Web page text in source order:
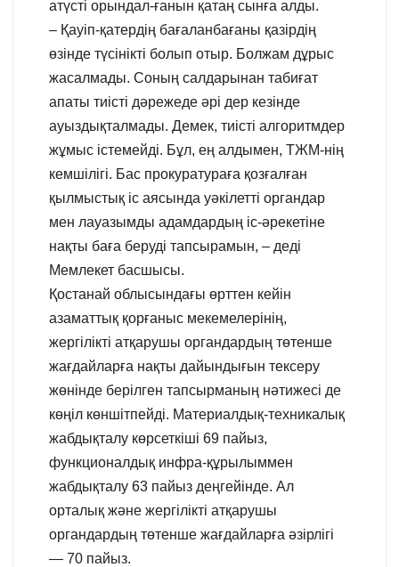
атүсті орындал-ғанын қатаң сынға алды.
– Қауіп-қатердің бағаланбағаны қазірдің
өзінде түсінікті болып отыр. Болжам дұрыс
жасалмады. Соның салдарынан табиғат
апаты тиісті дәрежеде әрі дер кезінде
ауыздықталмады. Демек, тиісті алгоритмдер
жұмыс істемейді. Бұл, ең алдымен, ТЖМ-нің
кемшілігі. Бас прокуратураға қозғалған
қылмыстық іс аясында уәкілетті органдар
мен лауазымды адамдардың іс-әрекетіне
нақты баға беруді тапсырамын, – деді
Мемлекет басшысы.
Қостанай облысындағы өрттен кейін
азаматтық қорғаныс мекемелерінің,
жергілікті атқарушы органдардың төтенше
жағдайларға нақты дайындығын тексеру
жөнінде берілген тапсырманың нәтижесі де
көңіл көншітпейді. Материалдық-техникалық
жабдықталу көрсеткіші 69 пайыз,
функционалдық инфра-құрылыммен
жабдықталу 63 пайыз деңгейінде. Ал
орталық және жергілікті атқарушы
органдардың төтенше жағдайларға әзірлігі
— 70 пайыз.